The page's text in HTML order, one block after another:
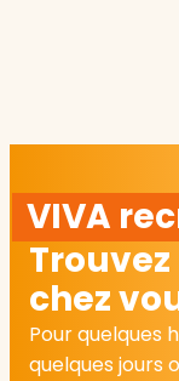
VIVA
chez
Pour quelques
quelques jours